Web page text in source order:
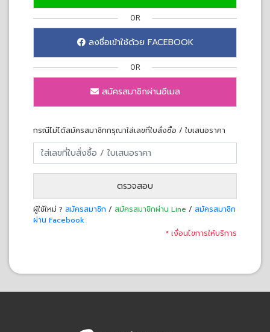
OR
ลงชื่อเข้าใช้ด้วย FACEBOOK
OR
สมัครสมาชิกผ่านอีเมล
กรณีไม่ได้สมัครสมาชิกกรุณาใส่เลขที่ใบสั่งซื้อ / ใบเสนอราคา
ตรวจสอบ
ผู้ใช้ใหม่ ? สมัครสมาชิก / สมัครสมาชิกผ่าน Line / สมัครสมาชิก
ผ่าน Facebook
* เงื่อนไขการให้บริการ